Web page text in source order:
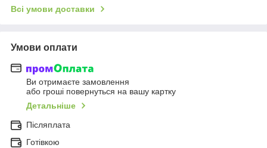
Всі умови доставки
Умови оплати
Ви отримаєте замовлення
або гроші повернуться на вашу картку
Детальніше
Післяплата
Готівкою